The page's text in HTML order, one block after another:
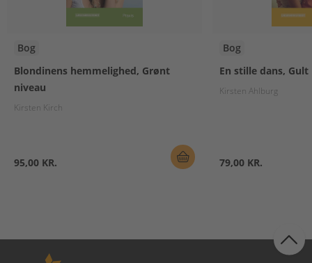
Bog
Blondinens hemmelighed, Grønt
niveau
Kirsten Kirch
95,00 KR.
Bog
En stille dans, Gult
Kirsten Ahlburg
79,00 KR.